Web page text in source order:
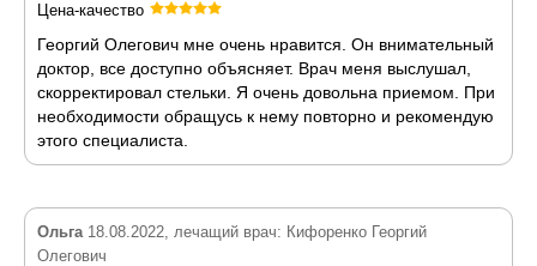
Цена-качество
Георгий Олегович мне очень нравится. Он внимательный
доктор, все доступно объясняет. Врач меня выслушал,
скорректировал стельки. Я очень довольна приемом. При
необходимости обращусь к нему повторно и рекомендую
этого специалиста.
Ольга18.08.2022, лечащий врач: Кифоренко Георгий
Олегович